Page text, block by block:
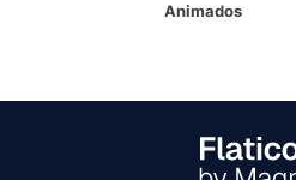
Animados